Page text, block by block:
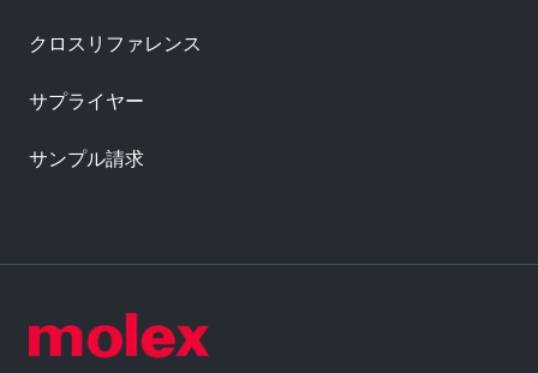
クロスリファレンス
サプライヤー
サンプル請求